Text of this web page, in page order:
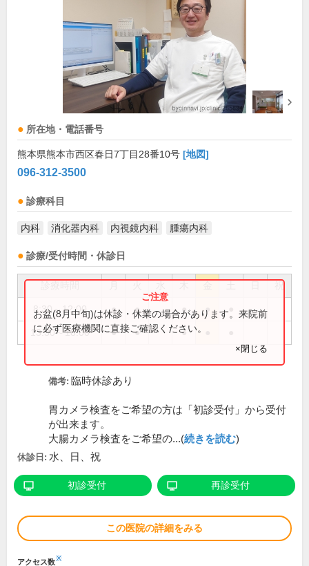
所在地・電話番号
熊本県熊本市西区春日7丁目28番10号 [地図]
096-312-3500
診療科目
内科 消化器内科 内視鏡内科 腫瘍内科
診療/受付時間・休診日
祝
8:30～12:00 ● ● ● ●
13:30～18:00 ● ● ●
お盆(8月中旬)は休診・休業の場合があります。来院前
に必ず医療機関に直接ご確認ください。
×閉じる
備考: 臨時休診あり
胃カメラ検査をご希望の方は「初診受付」から受付
が出来ます。
大腸カメラ検査をご希望の...(続きを読む)
休診日: 水、日、祝
初診受付 再診受付
この医院の詳細をみる
アクセス数※